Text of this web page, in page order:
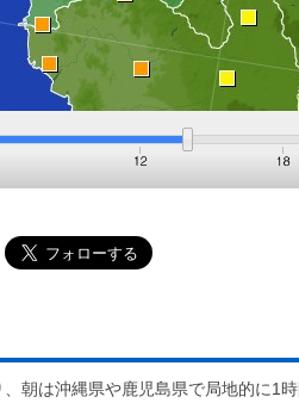
朝は沖縄県や鹿児島県で局地的に1